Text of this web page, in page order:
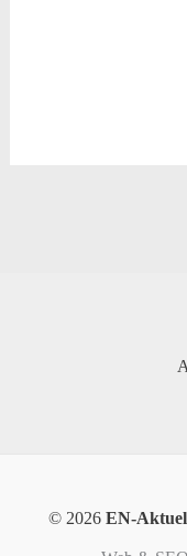
© 2026 EN-